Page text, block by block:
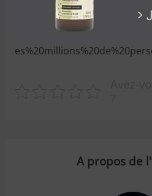
cancer/45022/
A propos de